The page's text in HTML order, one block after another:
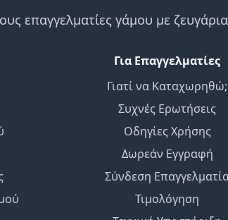
επαγγελματίες γάμου με
Για Επαγγελματίες
Γιατί να Καταχωρηθώ;
Συχνές Ερωτήσεις
Οδηγίες Χρήσης
Δωρεάν Εγγραφή
Σύνδεση
Τιμολόγηση